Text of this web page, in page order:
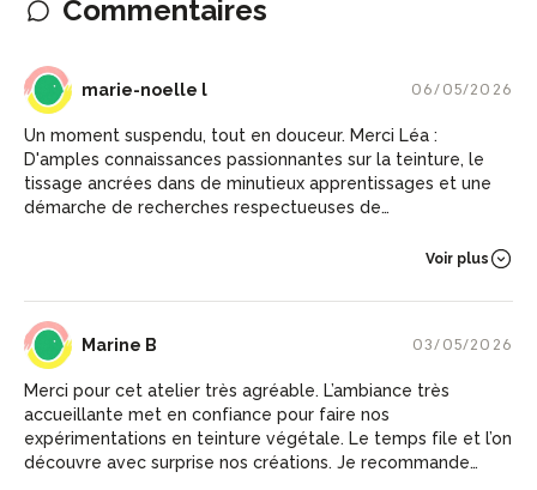
Commentaires
ML marie-noelle l 06/05/2026
Un moment suspendu, tout en douceur. Merci Léa :
D'amples connaissances passionnantes sur la teinture, le
tissage ancrées dans de minutieux apprentissages et une
démarche de recherches respectueuses de
surprenants résultats. A faire sans modération (et
reproduisible aisément chez soi). A bientôt Léa!
Voir plus
MB Marine B 03/05/2026
Merci pour cet atelier très agréable. L’ambiance très
accueillante met en confiance pour faire nos
expérimentations en teinture végétale. Le temps file et l’on
découvre avec surprise nos créations. Je recommande